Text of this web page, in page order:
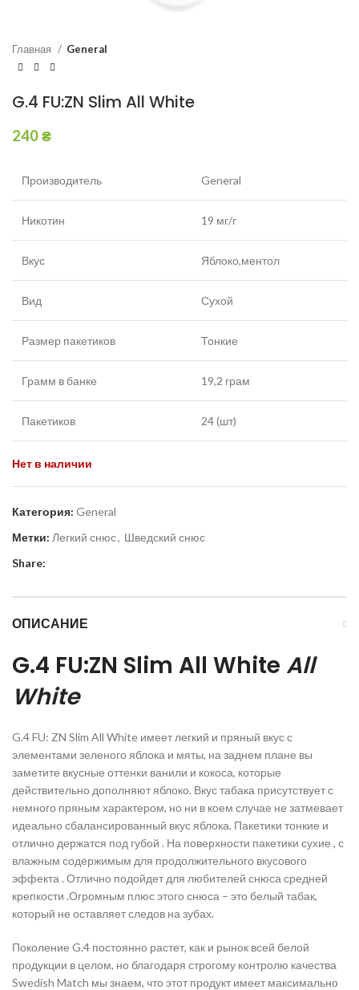
Главная General
G.4 FU:ZN Slim All White
240₴
Производитель General
Никотин 19 мг/г
Вкус Яблоко,ментол
Вид Сухой
Размер пакетиков Тонкие
Грамм в банке 19,2 грам
Пакетиков 24 (шт)
Нет в наличии
Категория: General
Метки: Легкий снюс, Шведский снюс
Share:
ОПИСАНИЕ
G.4 FU:ZN Slim All White All
White
G.4 FU: ZN Slim All White имеет легкий и пряный вкус с
элементами зеленого яблока и мяты, на заднем плане вы
заметите вкусные оттенки ванили и кокоса, которые
действительно дополняют яблоко. Вкус табака присутствует с
немного пряным характером, но ни в коем случае не затмевает
идеально сбалансированный вкус яблока. Пакетики тонкие и
отлично держатся под губой . На поверхности пакетики сухие , с
влажным содержимым для продолжительного вкусового
эффекта . Отлично подойдет для любителей снюса средней
крепкости .Огромным плюс этого снюса – это белый табак,
который не оставляет следов на зубах.
Поколение G.4 постоянно растет, как и рынок всей белой
продукции в целом, но благодаря строгому контролю качества
Swedish Match мы знаем, что этот продукт имеет максимально